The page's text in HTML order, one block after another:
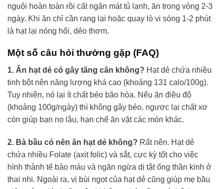
nguội hoàn toàn rồi cất ngăn mát tủ lạnh, ăn trong vòng 2-3
ngày. Khi ăn chỉ cần rang lại hoặc quay lò vi sóng 1-2 phút
là hạt lại nóng hổi, dẻo thơm.
Một số câu hỏi thường gặp (FAQ)
1. Ăn hạt dẻ có gây tăng cân không? Hạt dẻ chứa nhiều
tinh bột nên năng lượng khá cao (khoảng 131 calo/100g).
Tuy nhiên, nó lại ít chất béo bão hòa. Nếu ăn điều độ
(khoảng 100g/ngày) thì không gây béo, ngược lại chất xơ
còn giúp bạn no lâu, hạn chế ăn vặt các món khác.
2. Bà bầu có nên ăn hạt dẻ không? Rất nên. Hạt dẻ
chứa nhiều Folate (axit folic) và sắt, cực kỳ tốt cho việc
hình thành tế bào máu và ngăn ngừa dị tật ống thần kinh ở
thai nhi. Ngoài ra, vị bùi ngọt của hạt dẻ cũng giúp mẹ bầu